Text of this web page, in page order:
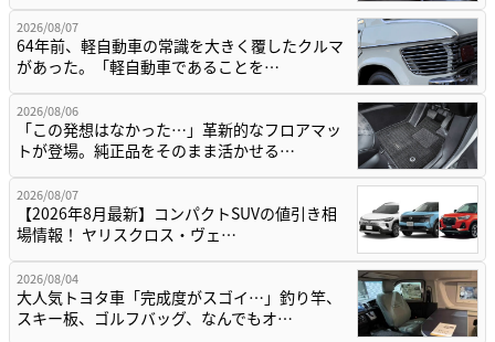
2026/08/07
64年前、軽自動車の常識を大きく覆したクルマ
があった。「軽自動車であることを…
2026/08/06
「この発想はなかった…」革新的なフロアマッ
トが登場。純正品をそのまま活かせる…
2026/08/07
【2026年8月最新】コンパクトSUVの値引き相
場情報！ ヤリスクロス・ヴェ…
2026/08/04
大人気トヨタ車「完成度がスゴイ…」釣り竿、
スキー板、ゴルフバッグ、なんでもオ…